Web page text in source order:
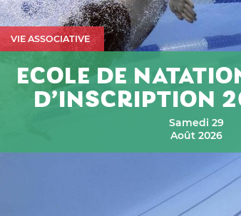
VIE ASSOCIATIVE
ECOLE DE
D’INSCRIPTION
Samedi 29
Août 2026